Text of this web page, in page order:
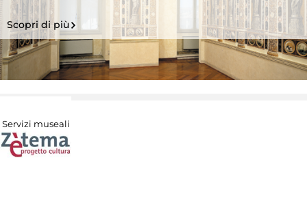
Scopri di più
Servizi museali